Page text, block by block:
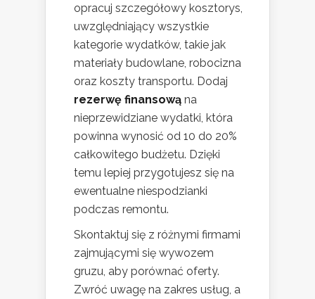
opracuj szczegółowy kosztorys,
uwzględniający wszystkie
kategorie wydatków, takie jak
materiały budowlane, robocizna
oraz koszty transportu. Dodaj
rezerwę finansową na
nieprzewidziane wydatki, która
powinna wynosić od 10 do 20%
całkowitego budżetu. Dzięki
temu lepiej przygotujesz się na
ewentualne niespodzianki
podczas remontu.
Skontaktuj się z różnymi firmami
zajmującymi się wywozem
gruzu, aby porównać oferty.
Zwróć uwagę na zakres usług, a